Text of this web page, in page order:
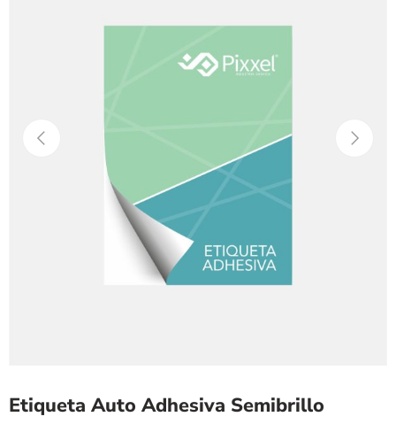
Etiqueta Auto Adhesiva Semibrillo